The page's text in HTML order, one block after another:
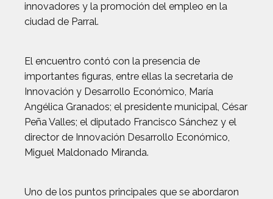
innovadores y la promoción del empleo en la
ciudad de Parral.
El encuentro contó con la presencia de
importantes figuras, entre ellas la secretaria de
Innovación y Desarrollo Económico, María
Angélica Granados; el presidente municipal, César
Peña Valles; el diputado Francisco Sánchez y el
director de Innovación Desarrollo Económico,
Miguel Maldonado Miranda.
Uno de los puntos principales que se abordaron